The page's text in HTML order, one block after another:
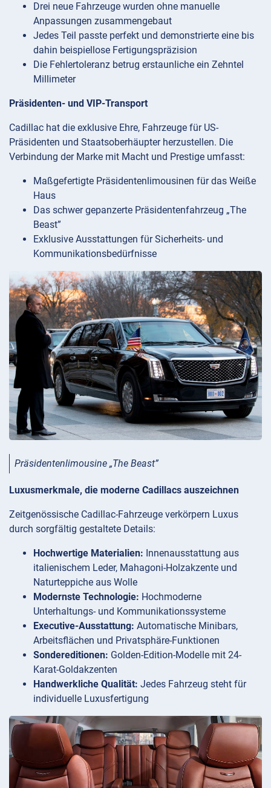
Drei neue Fahrzeuge wurden ohne manuelle
Anpassungen zusammengebaut
Jedes Teil passte perfekt und demonstrierte eine bis
dahin beispiellose Fertigungspräzision
Die Fehlertoleranz betrug erstaunliche ein Zehntel
Millimeter
Präsidenten- und VIP-Transport
Cadillac hat die exklusive Ehre, Fahrzeuge für US-
Präsidenten und Staatsoberhäupter herzustellen. Die
Verbindung der Marke mit Macht und Prestige umfasst:
Maßgefertigte Präsidentenlimousinen für das Weiße
Haus
Das schwer gepanzerte Präsidentenfahrzeug „The
Beast”
Exklusive Ausstattungen für Sicherheits- und
Kommunikationsbedürfnisse
Präsidentenlimousine „The Beast”
Luxusmerkmale, die moderne Cadillacs auszeichnen
Zeitgenössische Cadillac-Fahrzeuge verkörpern Luxus
durch sorgfältig gestaltete Details:
Hochwertige Materialien: Innenausstattung aus
italienischem Leder, Mahagoni-Holzakzente und
Naturteppiche aus Wolle
Modernste Technologie: Hochmoderne
Unterhaltungs- und Kommunikationssysteme
Executive-Ausstattung: Automatische Minibars,
Arbeitsflächen und Privatsphäre-Funktionen
Sondereditionen: Golden-Edition-Modelle mit 24-
Karat-Goldakzenten
Handwerkliche Qualität: Jedes Fahrzeug steht für
individuelle Luxusfertigung